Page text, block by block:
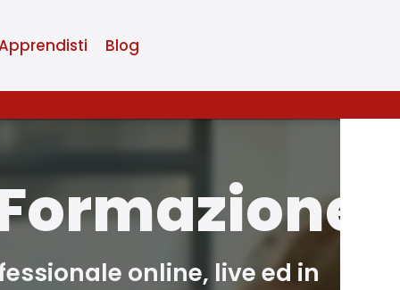
Blog
online, live ed in